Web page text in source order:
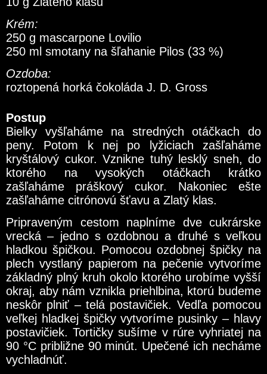
Krém:
250 g mascarpone Lovilio
250 ml smotany na šľahanie Pilos (33 %)
Ozdoba:
roztopená horká čokoláda J. D. Gross
Postup
Bielky vyšľaháme na stredných otáčkach do
peny. Potom k nej po lyžiciach zašľaháme
kryštálový cukor. Vznikne tuhý lesklý sneh, do
ktorého na vysokých otáčkach krátko
zašľaháme práškový cukor. Nakoniec ešte
zašľaháme citrónovú šťavu a Zlatý klas.
Pripraveným cestom naplníme dve cukrárske
vrecká – jedno s ozdobnou a druhé s veľkou
hladkou špičkou. Pomocou ozdobnej špičky na
plech vystlaný papierom na pečenie vytvoríme
základný plný kruh okolo ktorého urobíme vyšší
okraj, aby nám vznikla priehlbina, ktorú budeme
neskôr plniť – telá postavičiek. Vedľa pomocou
veľkej hladkej špičky vytvoríme pusinky – hlavy
postavičiek. Tortičky sušíme v rúre vyhriatej na
90 °C približne 90 minút. Upečené ich necháme
vychladnúť.